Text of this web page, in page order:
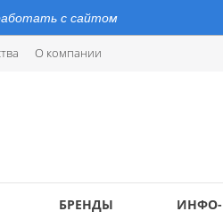
с сайтом
О компании
БРЕНДЫ ИНФО-